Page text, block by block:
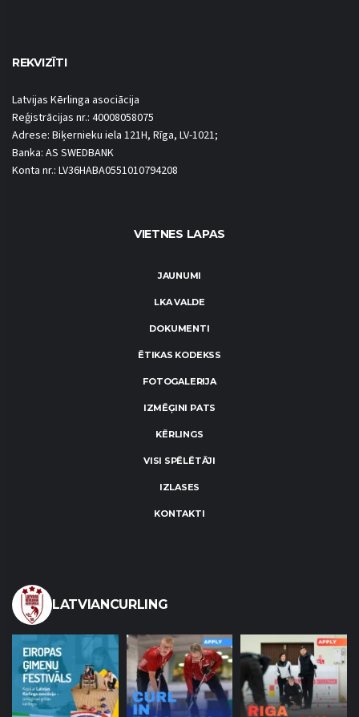
REKVIZĪTI
Latvijas Kērlinga asociācija
Reģistrācijas nr.: 40008058075
Adrese: Biķernieku iela 121H, Rīga, LV-1021;
Banka: AS SWEDBANK
Konta nr.: LV36HABA0551010794208
VIETNES LAPAS
JAUNUMI
LKA VALDE
DOKUMENTI
ĒTIKAS KODEKSS
FOTOGALERIJA
IZMĒĢINI PATS
KĒRLINGS
VISI SPĒLĒTĀJI
IZLASES
KONTAKTI
LATVIANCURLING